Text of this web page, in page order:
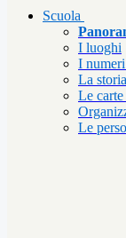
Scuola
I luoghi
I
La storia
Le
Le